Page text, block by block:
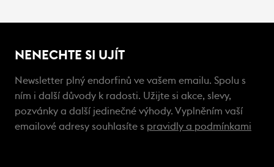
NENECHTE SI UJÍT
Newsletter plný endorfinů ve vašem emailu. Spolu s
ním i další důvody k radosti. Užijte si akce, slevy,
pozvánky a další jedinečné výhody. Vyplněním vaší
emailové adresy souhlasíte s pravidly a podmínkami